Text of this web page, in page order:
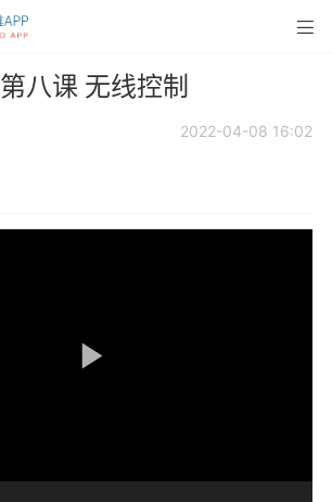
八课 无线控制
2022-04-08 16:02